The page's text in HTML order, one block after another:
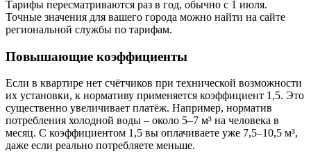
Тарифы пересматриваются раз в год, обычно с 1 июля.
Точные значения для вашего города можно найти на сайте
региональной службы по тарифам.
Повышающие коэффициенты
Если в квартире нет счётчиков при технической возможности
их установки, к нормативу применяется коэффициент 1,5. Это
существенно увеличивает платёж. Например, норматив
потребления холодной воды – около 5–7 м³ на человека в
месяц. С коэффициентом 1,5 вы оплачиваете уже 7,5–10,5 м³,
даже если реально потребляете меньше.